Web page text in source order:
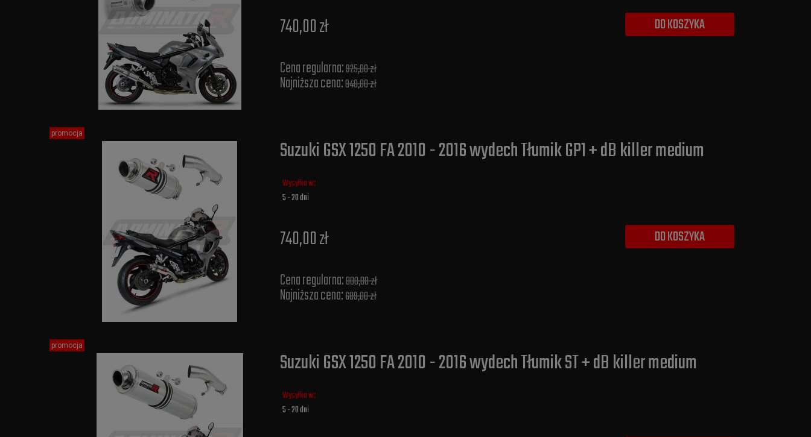
740,00 zł
Cena regularna:925,00 zł
Najniższa cena:840,00 zł
DO KOSZYKA
Suzuki GSX 1250 FA 2010 - 2016 wydech Tłumik GP1 + dB killer medium
Wysyłka w:
5 - 20 dni
740,00 zł
Cena regularna:800,00 zł
Najniższa cena:689,00 zł
DO KOSZYKA
promocja
Suzuki GSX 1250 FA 2010 - 2016 wydech Tłumik ST + dB killer medium
Wysyłka w:
5 - 20 dni
promocja